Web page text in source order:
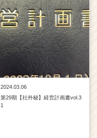
2024.03.06
第29期【社外秘】経営計画書vol.3
1